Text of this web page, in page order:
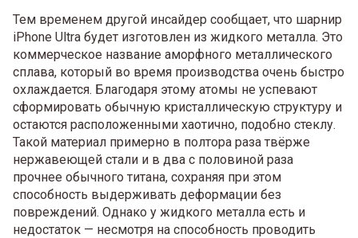
Тем временем другой инсайдер сообщает, что шарнир
iPhone Ultra будет изготовлен из жидкого металла. Это
коммерческое название аморфного металлического
сплава, который во время производства очень быстро
охлаждается. Благодаря этому атомы не успевают
сформировать обычную кристаллическую структуру и
остаются расположенными хаотично, подобно стеклу.
Такой материал примерно в полтора раза твёрже
нержавеющей стали и в два с половиной раза
прочнее обычного титана, сохраняя при этом
способность выдерживать деформации без
повреждений. Однако у жидкого металла есть и
недостаток — несмотря на способность проводить